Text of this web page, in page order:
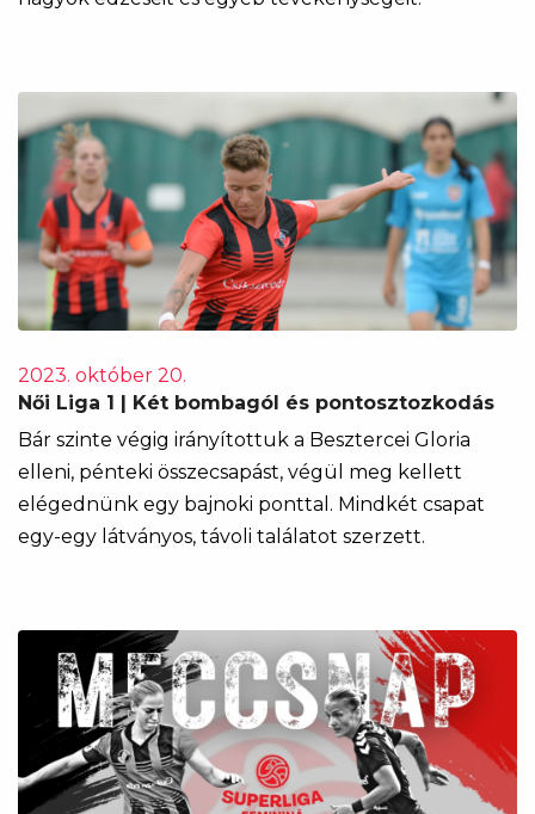
2023. október 20.
Női Liga 1 | Két bombagól és pontosztozkodás
Bár szinte végig irányítottuk a Besztercei Gloria
elleni, pénteki összecsapást, végül meg kellett
elégednünk egy bajnoki ponttal. Mindkét csapat
egy-egy látványos, távoli találatot szerzett.